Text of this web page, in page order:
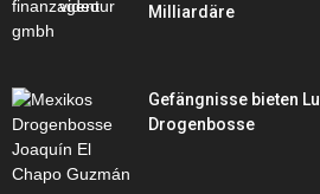
Milliardäre
Gefängnisse bieten
Drogenbosse